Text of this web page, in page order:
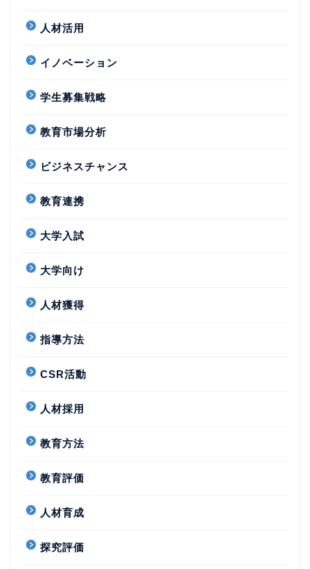
人材活用
イノベーション
学生募集戦略
教育市場分析
ビジネスチャンス
教育連携
大学入試
大学向け
人材獲得
指導方法
CSR活動
人材採用
教育方法
教育評価
人材育成
探究評価